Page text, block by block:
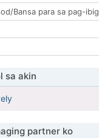
Bansa para sa pag-ibig
sa akin
partner ko